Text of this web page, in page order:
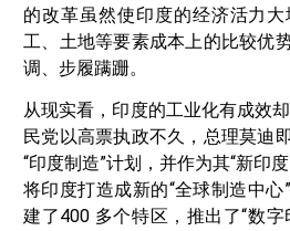
的改革虽然使印度的经济活力
工、土地等要素成本上的比较优
调、步履蹒跚。
从现实看，印度的工业化有成效
民党以高票执政不久，总理莫迪
“印度制造”计划，并作为其“新印
将印度打造成新的“全球制造中心
建了400 多个特区，推出了“数字